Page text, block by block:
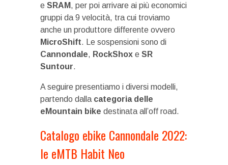
e SRAM , per poi arrivare ai più economici
gruppi da 9 velocità, tra cui troviamo
anche un produttore differente ovvero
MicroShift. Le sospensioni sono di
Cannondale, RockShox e SR
Suntour.
A seguire presentiamo i diversi modelli,
partendo dalla categoria delle
eMountain bike destinata all’off road.
Catalogo ebike Cannondale 2022:
le eMTB Habit Neo